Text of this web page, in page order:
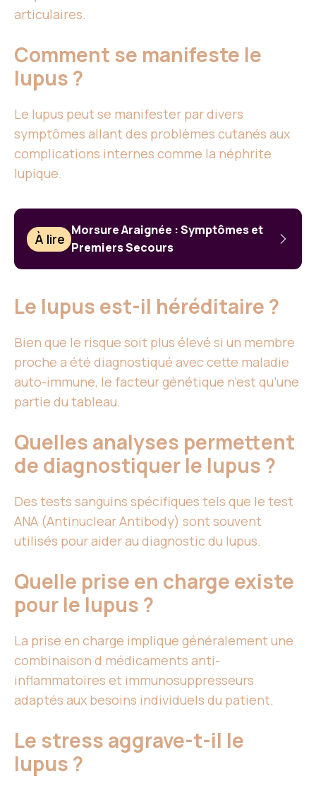
articulaires.
Comment se manifeste le
lupus ?
Le lupus peut se manifester par divers
symptômes allant des problèmes cutanés aux
complications internes comme la néphrite
lupique.
À lire
Morsure Araignée : Symptômes et
Premiers Secours
Le lupus est-il héréditaire ?
Bien que le risque soit plus élevé si un membre
proche a été diagnostiqué avec cette maladie
auto-immune, le facteur génétique n’est qu’une
partie du tableau.
Quelles analyses permettent
de diagnostiquer le lupus ?
Des tests sanguins spécifiques tels que le test
ANA (Antinuclear Antibody) sont souvent
utilisés pour aider au diagnostic du lupus.
Quelle prise en charge existe
pour le lupus ?
La prise en charge implique généralement une
combinaison d médicaments anti-
inflammatoires et immunosuppresseurs
adaptés aux besoins individuels du patient.
Le stress aggrave-t-il le
lupus ?